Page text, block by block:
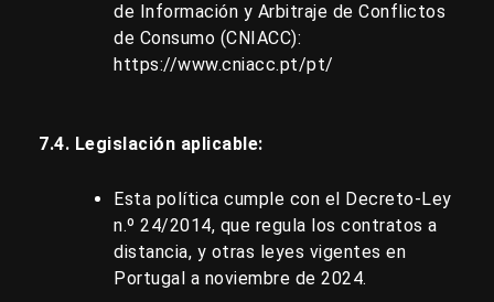
de Información y Arbitraje de Conflictos
de Consumo (CNIACC):
https://www.cniacc.pt/pt/
7.4. Legislación aplicable:
Esta política cumple con el Decreto-Ley
n.º 24/2014, que regula los contratos a
distancia, y otras leyes vigentes en
Portugal a noviembre de 2024.